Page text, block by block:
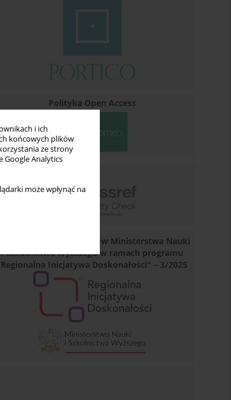
i ich
końcowych plików
ze strony
Google Analytics
może wpłynąć na
Polityka Open Access
Dofinansowano ze środków Ministerstwa Nauki
i Szkolnictwa Wyższego w ramach programu
Inicjatywa Doskonałości" – 3/2025